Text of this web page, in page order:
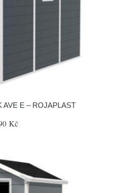
AVE E – ROJAPLAST
Kč